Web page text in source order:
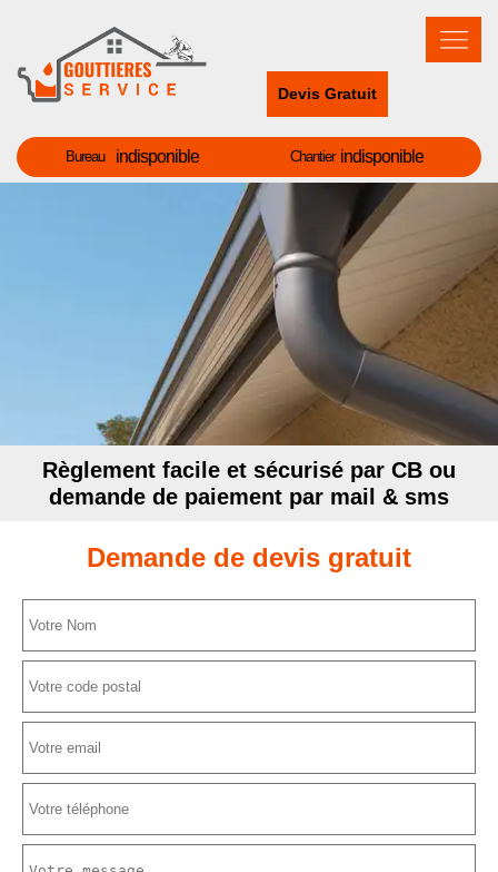
Devis Gratuit
Bureau indisponible Chantier indisponible
Règlement facile et sécurisé par CB ou
demande de paiement par mail & sms
Demande de devis gratuit